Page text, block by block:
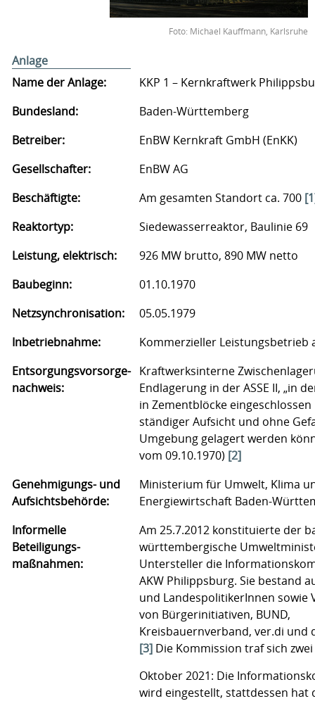
Foto: Michael Kauffmann, Karlsruhe
Anlage
Name der Anlage:
KKP 1 – Kernkraftwerk
Bundesland:
Baden-Württemberg
Betreiber:
EnBW Kernkraft GmbH (EnKK)
Gesellschafter:
EnBW AG
Beschäftigte:
Am gesamten Standort ca. 700
Reaktortyp:
Siedewasserreaktor, Baulinie 69
Leistung, elektrisch:
926 MW brutto, 890 MW netto
Baubeginn:
01.10.1970
Netzsynchronisation:
05.05.1979
Inbetriebnahme:
Kommerzieller Leistungsbetrieb
Entsorgungsvorsorge-
nachweis:
Kraftwerksinterne
Endlagerung in der ASSE II, „in
in Zementblöcke
ständiger Aufsicht und ohne
Umgebung gelagert werden
vom 09.10.1970) [2]
Genehmigungs- und
Aufsichtsbehörde:
Ministerium für Umwelt, Klima
Energiewirtschaft Baden-
Informelle
Beteiligungs-
maßnahmen:
Am 25.7.2012 konstituierte der
württembergische
Untersteller die
AKW Philippsburg. Sie bestand
und LandespolitikerInnen sowie
von Bürgerinitiativen, BUND,
Kreisbauernverband, ver.di und
[3] Die Kommission traf sich
Oktober 2021: Die
wird eingestellt, stattdessen hat